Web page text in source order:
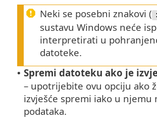
Neki se posebni znakovi (
sustavu Windows neće
interpretirati u
datoteke.
• Spremi datoteku ako je
– upotrijebite ovu opciju ako
izvješće spremi iako u njemu
podataka.